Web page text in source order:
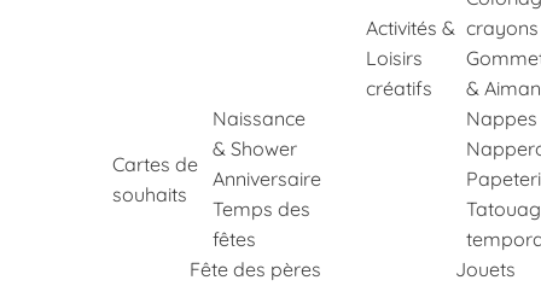
Cartes de
souhaits
Naissance
& Shower
Anniversaire
Temps des
fêtes
Fête des pères
Activités &
Loisirs
créatifs
crayons
&
Nappes
Jouets